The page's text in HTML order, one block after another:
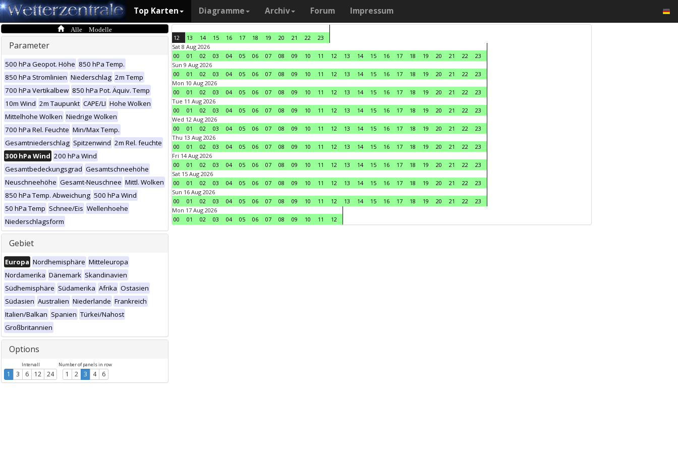
Top Karten Diagramme Archiv Forum Impressum
Alle Modelle
Parameter
500 hPa Geopot. Höhe 850 hPa Temp.
850 hPa Stromlinien Niederschlag 2m Temp
700 hPa Vertikalbew 850 hPa Pot. Äquiv. Temp
10m Wind 2m Taupunkt CAPE/LI Hohe Wolken
Mittelhohe Wolken Niedrige Wolken
700 hPa Rel. Feuchte Min/Max Temp.
Gesamtniederschlag Spitzenwind 2m Rel. feuchte
300 hPa Wind 200 hPa Wind
Gesamtbedeckungsgrad Gesamtschneehöhe
Neuschneehöhe Gesamt-Neuschnee Mittl. Wolken
850 hPa Temp. Abweichung 500 hPa Wind
50 hPa Temp Schnee/Eis Wellenhoehe
Niederschlagsform
Gebiet
Europa Nordhemisphäre Mitteleuropa
Nordamerika Dänemark Skandinavien
Südhemisphäre Südamerika Afrika Ostasien
Südasien Australien Niederlande Frankreich
Italien/Balkan Spanien Türkei/Nahost
Großbritannien
Options
Intervall
1 3 6 12 24
Number of panels in row
1 2 3 4 6
12 13 14 15 16 17 18 19 20 21 22
23
Sat 8 Aug 2026
00
01 02 03 04 05 06 07 08 09 10 11 12 13 14 15 16 17 18 19 20 21 22
23
Sun 9 Aug 2026
00
01 02 03 04 05 06 07 08 09 10 11 12 13 14 15 16 17 18 19 20 21 22
23
Mon 10 Aug 2026
00
01 02 03 04 05 06 07 08 09 10 11 12 13 14 15 16 17 18 19 20 21 22
23
Tue 11 Aug 2026
00
01 02 03 04 05 06 07 08 09 10 11 12 13 14 15 16 17 18 19 20 21 22
23
Wed 12 Aug 2026
00
01 02 03 04 05 06 07 08 09 10 11 12 13 14 15 16 17 18 19 20 21 22
23
Thu 13 Aug 2026
00
01 02 03 04 05 06 07 08 09 10 11 12 13 14 15 16 17 18 19 20 21 22
23
Fri 14 Aug 2026
00
01 02 03 04 05 06 07 08 09 10 11 12 13 14 15 16 17 18 19 20 21 22
23
Sat 15 Aug 2026
00
01 02 03 04 05 06 07 08 09 10 11 12 13 14 15 16 17 18 19 20 21 22
23
Sun 16 Aug 2026
00
01 02 03 04 05 06 07 08 09 10 11 12 13 14 15 16 17 18 19 20 21 22
23
Mon 17 Aug 2026
00
01 02 03 04 05 06 07 08 09 10 11 12